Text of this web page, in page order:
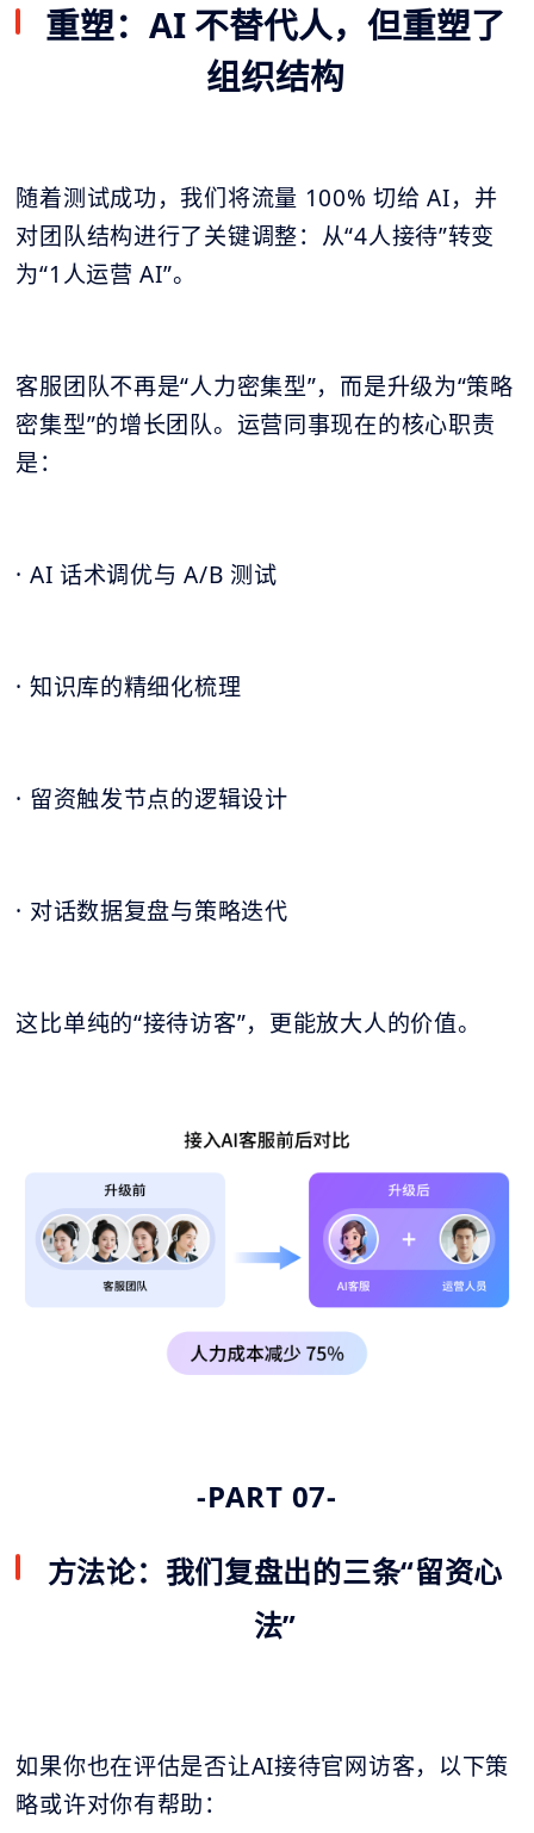
重塑：AI 不替代人，但重塑了
组织结构
随着测试成功，我们将流量 100% 切给 AI，并
对团队结构进行了关键调整：从“4人接待”转变
为“1人运营 AI”。
客服团队不再是“人力密集型”，而是升级为“策略
密集型”的增长团队。运营同事现在的核心职责
是：
· AI 话术调优与 A/B 测试
· 知识库的精细化梳理
· 留资触发节点的逻辑设计
· 对话数据复盘与策略迭代
这比单纯的“接待访客”，更能放大人的价值。
-PART 07-
方法论：我们复盘出的三条“留资心
法”
如果你也在评估是否让AI接待官网访客，以下策
略或许对你有帮助：